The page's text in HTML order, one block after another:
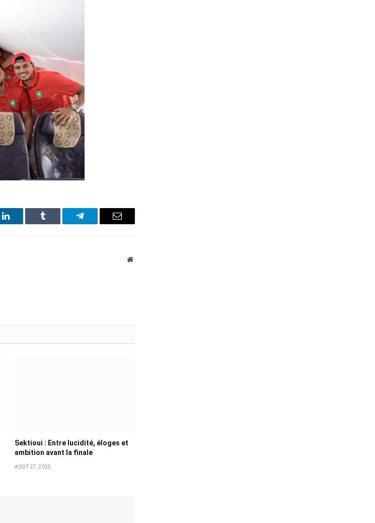
LinkedIn Tumblr Telegram Email
Website
Sektioui : Entre lucidité, éloges et
ambition avant la finale
AOÛT 27, 2025